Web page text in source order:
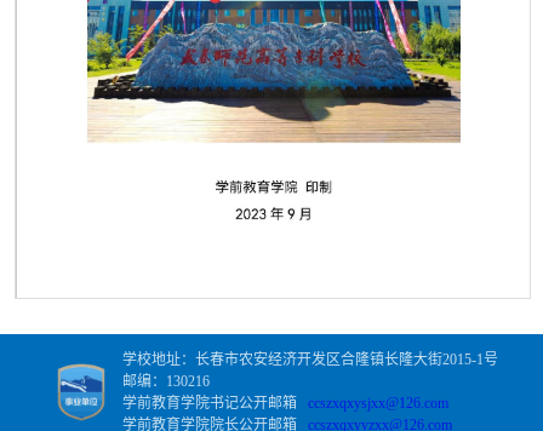
学校地址：长春市农安经济开发区合隆镇长隆大街2015-1号
邮编：130216
学前教育学院书记公开邮箱 ccszxqxysjxx@126.com
学前教育学院院长公开邮箱 ccszxqxyyzxx@126.com